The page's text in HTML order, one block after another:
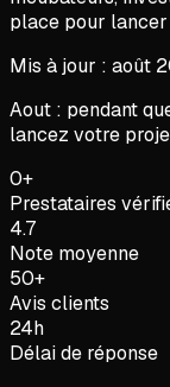
place pour
Mis à jour : août
Aout : pendant
lancez votre
0+
Prestataires
4.7
Note moyenne
50+
Avis clients
24h
Délai de réponse